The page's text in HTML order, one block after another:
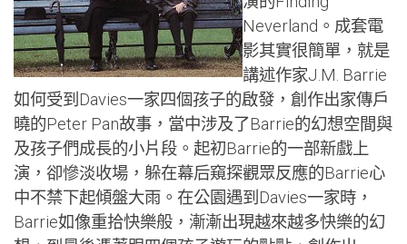
Neverland。成套電
影其實很簡單，就是
講述作家J.M. Barrie
如何受到Davies一家四個孩子的啟發，創作出家傳戶
曉的Peter Pan故事，當中涉及了Barrie的幻想空間與
及孩子們成長的小片段。起初Barrie的一部新戲上
演，卻慘淡收場，躲在幕后窺探觀眾反應的Barrie心
中不禁下起傾盤大雨。在公園遇到Davies一家時，
Barrie如像重拾快樂般，漸漸出現越來越多快樂的幻